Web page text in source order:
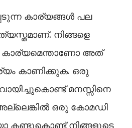
കാര്യങ്ങൾ പല
നിങ്ങളെ
കാര്യമെന്താണോ അത്
കാണിക്കുക. ഒരു
മനസ്സിനെ
അല്ലെങ്കിൽ ഒരു കോമഡി
കണ്ടുകൊണ്ട് നിങ്ങളുടെ